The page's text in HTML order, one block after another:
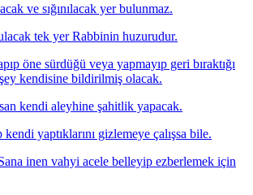
ve sığınılacak yer bulunmaz.
tek yer Rabbinin huzurudur.
öne sürdüğü veya yapmayıp geri bıraktığı
kendisine bildirilmiş olacak.
kendi aleyhine şahitlik yapacak.
yaptıklarını gizlemeye çalışsa bile.
inen vahyi acele belleyip ezberlemek için